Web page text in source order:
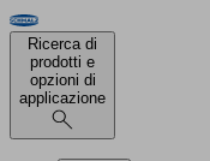
Ricerca di
prodotti e
opzioni di
applicazione